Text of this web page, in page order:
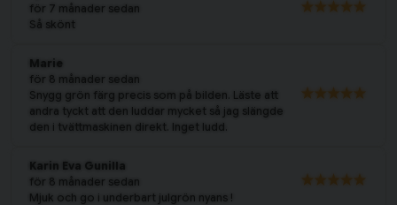
för 7 månader sedan
Så skönt
Marie
för 8 månader sedan
Snygg grön färg precis som på bilden. Läste att
andra tyckt att den luddar mycket så jag slängde
den i tvättmaskinen direkt. Inget ludd.
Karin Eva Gunilla
för 8 månader sedan
Mjuk och go i underbart julgrön nyans !